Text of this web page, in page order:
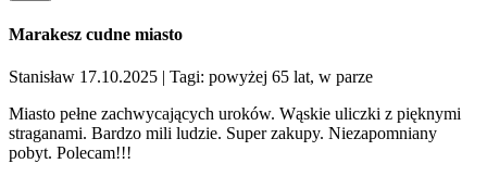
Marakesz cudne miasto
Stanisław 17.10.2025 | Tagi: powyżej 65 lat, w parze
Miasto pełne zachwycających uroków. Wąskie uliczki z pięknymi
straganami. Bardzo mili ludzie. Super zakupy. Niezapomniany
pobyt. Polecam!!!